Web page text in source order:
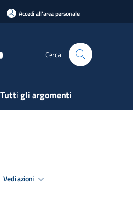
Accedi all'area personale
Cerca
Tutti gli argomenti
Vedi azioni